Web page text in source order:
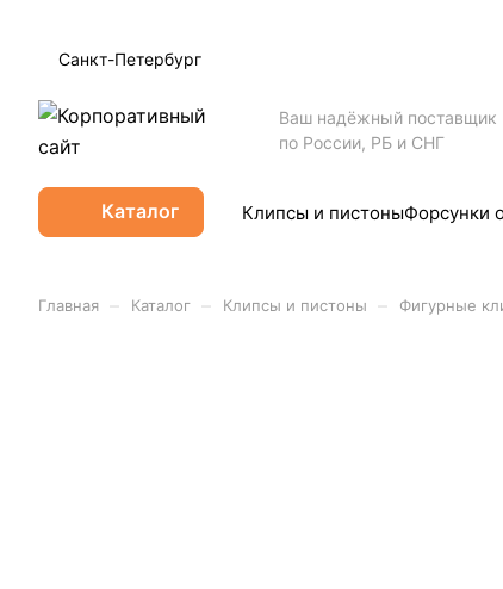
Санкт-Петербург
Ваш надёжный поставщик
по России, РБ и СНГ
Каталог Клипсы и пистоныФорсунки
Главная Каталог Клипсы и пистоны Фигурные